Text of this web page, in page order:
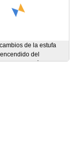
de la estufa
del
de cerámica de